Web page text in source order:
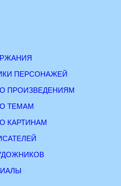
ПЕРСОНАЖЕЙ
ПРОИЗВЕДЕНИЯМ
ТЕМАМ
КАРТИНАМ